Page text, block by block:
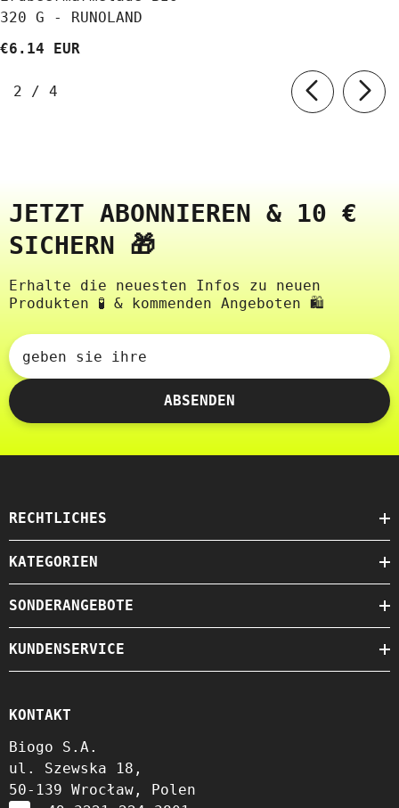
320 G - RUNOLAND
€6.14 EUR
2 / von
4
JETZT ABONNIEREN & 10 €
SICHERN 🎁
Erhalte die neuesten Infos zu neuen
Produkten 🧪 & kommenden Angeboten 🛍️
geben sie ihre
ABSENDEN
RECHTLICHES
KATEGORIEN
SONDERANGEBOTE
KUNDENSERVICE
KONTAKT
Biogo S.A.
ul. Szewska 18,
50-139 Wrocław, Polen